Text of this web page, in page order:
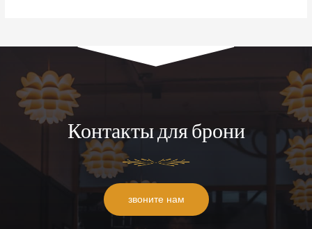
Контакты для брони
звоните нам